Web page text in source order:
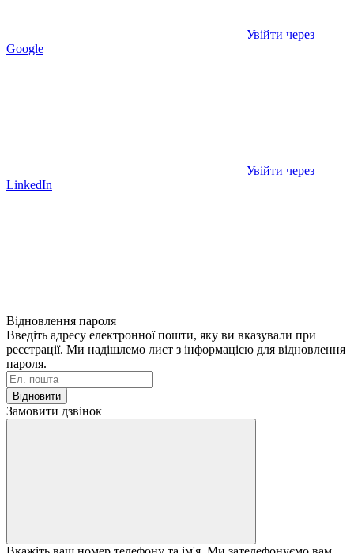
Увійти через
Google
Увійти через
LinkedIn
Відновлення пароля
Введіть адресу електронної пошти, яку ви вказували при
реєстрації. Ми надішлемо лист з інформацією для відновлення
пароля.
Відновити
Замовити дзвінок